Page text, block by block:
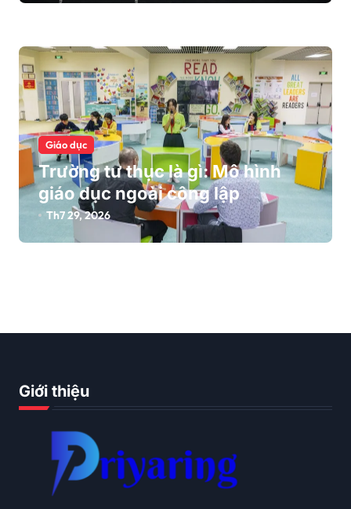
Giáo dục
Trường tư thục là gì: Mô hình
giáo dục ngoài công lập
Th7 29, 2026
Giới thiệu